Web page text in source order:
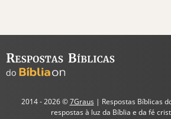
2014 - 2026 ©7Graus | Respostas Bíblicas
respostas à luz da Bíblia e da fé